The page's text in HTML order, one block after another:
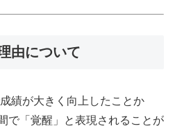
由について
績が大きく向上したことか
で「覚醒」と表現されることが